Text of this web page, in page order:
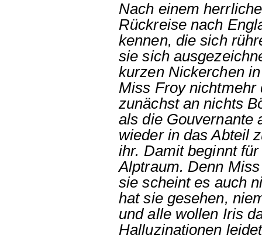
Nach einem
Rückreise nach
kennen, die sich
sie sich
kurzen Nickerchen
Miss Froy nichtmehr
zunächst an nichts
als die Gouvernante
wieder in das Abteil
ihr. Damit beginnt
Alptraum. Denn
sie scheint es auch
hat sie gesehen,
und alle wollen Iris
Halluzinationen